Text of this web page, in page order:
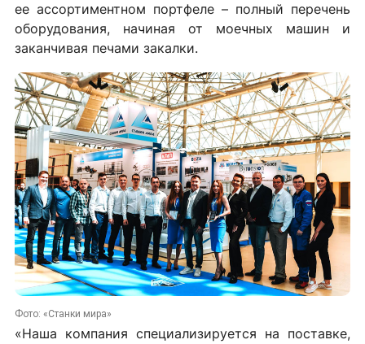
ее ассортиментном портфеле – полный перечень
оборудования, начиная от моечных машин и
заканчивая печами закалки.
Фото: «Станки мира»
«Наша компания специализируется на поставке,